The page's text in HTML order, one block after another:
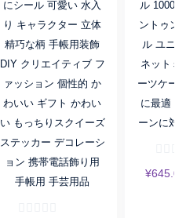
にシール 可愛い 水入
り キャラクター 立体
精巧な柄 手帳用装飾
DIY クリエイティブ フ
ァッション 個性的 か
わいい ギフト かわい
い もっちりスクイーズ
ステッカー デコレーシ
ョン 携帯電話飾り用
手帳用 手芸用品
ル 1000
ントゥン
ル ユニ
ネットミ
ーツケー
に最適
ーンに対
¥645.00